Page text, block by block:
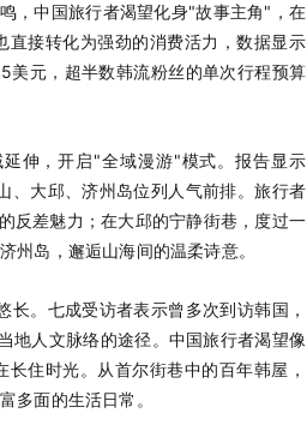
，中国旅行者渴望化身"故事主角"，在
接转化为强劲的消费活力，数据显示
美元，超半数韩流粉丝的单次行程预算
伸，开启"全域漫游"模式。报告显示
、大邱、济州岛位列人气前排。旅行者
反差魅力；在大邱的宁静街巷，度过一
州岛，邂逅山海间的温柔诗意。
长。七成受访者表示曾多次到访韩国，
地人文脉络的途径。中国旅行者渴望像
住时光。从首尔街巷中的百年韩屋，
多面的生活日常。